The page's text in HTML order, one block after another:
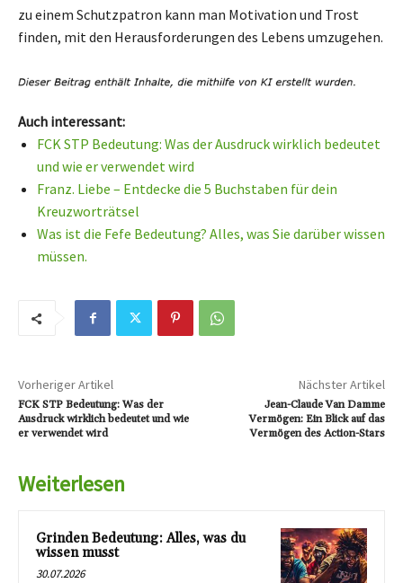
zu einem Schutzpatron kann man Motivation und Trost
finden, mit den Herausforderungen des Lebens umzugehen.
Auch interessant:
FCK STP Bedeutung: Was der Ausdruck wirklich bedeutet
und wie er verwendet wird
Franz. Liebe – Entdecke die 5 Buchstaben für dein
Kreuzworträtsel
Was ist die Fefe Bedeutung? Alles, was Sie darüber wissen
müssen.
Vorheriger Artikel
FCK STP Bedeutung: Was der
Ausdruck wirklich bedeutet und wie
er verwendet wird
Nächster Artikel
Jean-Claude Van Damme
Vermögen: Ein Blick auf das
Vermögen des Action-Stars
Weiterlesen
Grinden Bedeutung: Alles, was du
wissen musst
30.07.2026